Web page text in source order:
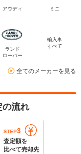
アウディ ミニ
ランド
ローバー
輸入車
すべて
全てのメーカーを見る
の流れ
STEP3
査定額を
比べて売却先